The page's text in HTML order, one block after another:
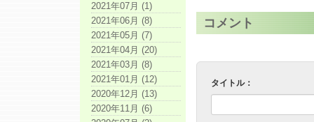
コメント
タイトル：
2021年07月 (1)
2021年06月 (8)
2021年05月 (7)
2021年04月 (20)
2021年03月 (8)
2021年01月 (12)
2020年12月 (13)
2020年11月 (6)